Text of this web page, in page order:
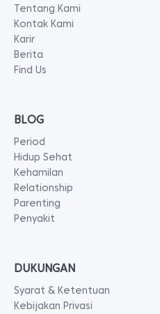
Tentang Kami
Kontak Kami
Karir
Berita
Find Us
BLOG
Period
Hidup Sehat
Kehamilan
Relationship
Parenting
Penyakit
DUKUNGAN
Syarat & Ketentuan
Kebijakan Privasi